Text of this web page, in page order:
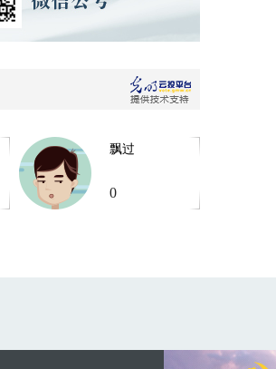
飘过
0